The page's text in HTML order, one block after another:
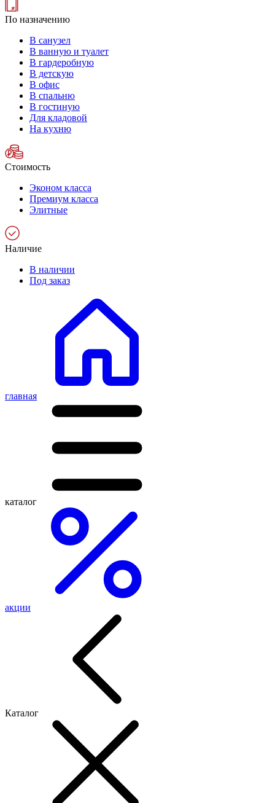
По назначению
В санузел
В ванную и туалет
В гардеробную
В детскую
В офис
В спальню
В гостиную
Для кладовой
На кухню
Стоимость
Эконом класса
Премиум класса
Элитные
Наличие
В наличии
Под заказ
главная
каталог
акции
Каталог